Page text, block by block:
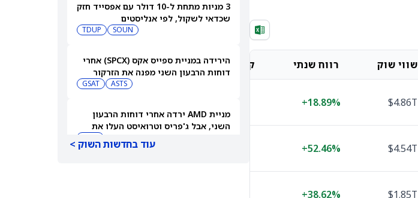
שווי שוק רווח שנתי קונצנזוס אנליסטים מחיר יעד אנליסטים
$4.86T
+18.89%
$4.54T
+52.46%
$334.50
$1.85T
+38.62%
3 מניות מתחת ל-10 דולר עם אפסייד חזק
שכדאי לשקול, לפי אנליסטים
SOUN
TDUP
הירידה במניית ספייס אקס (SPCX) אחרי
דוחות הרבעון השני מפנה את הזרקור
לקרנות סל חלל עם חשיפה גבוהה
ASTS
GSAT
מניית AMD ירדה אחרי דוחות הרבעון
השני, אבל ג'פריס וטרואיסט העלו את
עוד בחדשות השוק >